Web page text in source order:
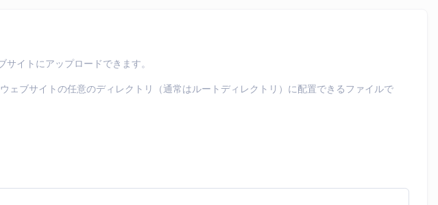
イトにアップロードできます。
ブサイトの任意のディレクトリ（通常はルートディレクトリ）に配置できるファイルで